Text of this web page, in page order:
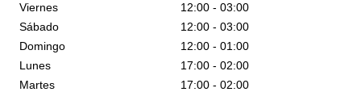
Viernes
12:00 - 03:00
Sábado
12:00 - 03:00
Domingo
12:00 - 01:00
Lunes
17:00 - 02:00
Martes
17:00 - 02:00